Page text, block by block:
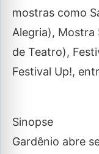
mostras como
Alegria), Mostra
de Teatro),
Festival Up!,
Sinopse
Gardênio abre